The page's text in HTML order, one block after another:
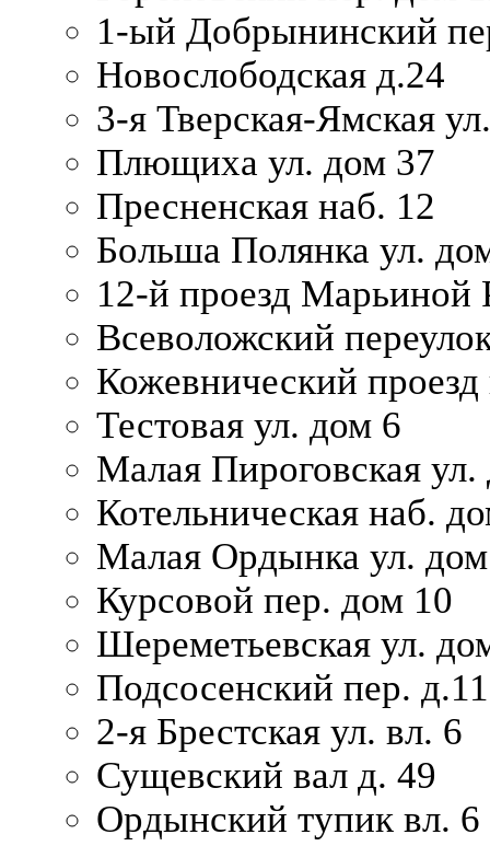
1-ый Добрынинский
Новослободская д.24
3-я Тверская-Ямская
Плющиха ул. дом 37
Пресненская наб. 12
Больша Полянка ул.
12-й проезд Марьиной
Всеволожский
Кожевнический проезд
Тестовая ул. дом 6
Малая Пироговская
Котельническая наб.
Малая Ордынка ул.
Курсовой пер. дом 10
Шереметьевская ул.
Подсосенский пер. д.11
2-я Брестская ул. вл. 6
Сущевский вал д. 49
Ордынский тупик вл. 6